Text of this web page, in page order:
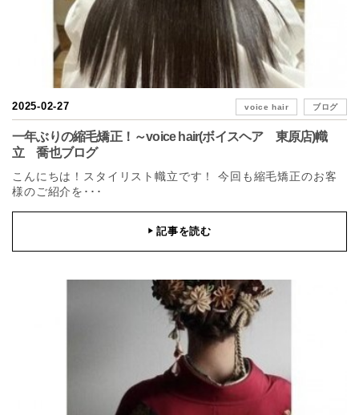
2025-02-27 voice hair ブログ
一年ぶりの縮毛矯正！～voice hair(ボイスヘア 東原店)幟
立 喬也ブログ
こんにちは！スタイリスト幟立です！ 今回も縮毛矯正のお客
様のご紹介を･･･
▶記事を読む